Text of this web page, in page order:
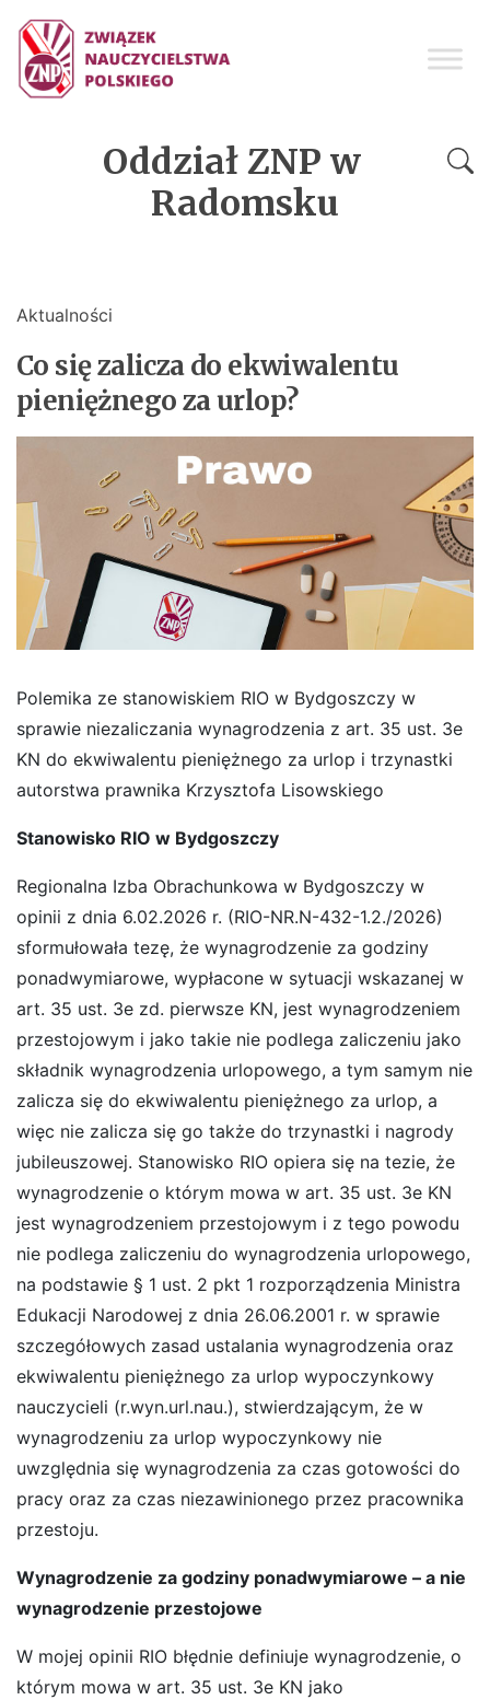
Oddział ZNP w
Radomsku
Aktualności
Co się zalicza do ekwiwalentu
pieniężnego za urlop?
Polemika ze stanowiskiem RIO w Bydgoszczy w
sprawie niezaliczania wynagrodzenia z art. 35 ust. 3e
KN do ekwiwalentu pieniężnego za urlop i trzynastki
autorstwa prawnika Krzysztofa Lisowskiego
Stanowisko RIO w Bydgoszczy
Regionalna Izba Obrachunkowa w Bydgoszczy w
opinii z dnia 6.02.2026 r. (RIO-NR.N-432-1.2./2026)
sformułowała tezę, że wynagrodzenie za godziny
ponadwymiarowe, wypłacone w sytuacji wskazanej w
art. 35 ust. 3e zd. pierwsze KN, jest wynagrodzeniem
przestojowym i jako takie nie podlega zaliczeniu jako
składnik wynagrodzenia urlopowego, a tym samym nie
zalicza się do ekwiwalentu pieniężnego za urlop, a
więc nie zalicza się go także do trzynastki i nagrody
jubileuszowej. Stanowisko RIO opiera się na tezie, że
wynagrodzenie o którym mowa w art. 35 ust. 3e KN
jest wynagrodzeniem przestojowym i z tego powodu
nie podlega zaliczeniu do wynagrodzenia urlopowego,
na podstawie § 1 ust. 2 pkt 1 rozporządzenia Ministra
Edukacji Narodowej z dnia 26.06.2001 r. w sprawie
szczegółowych zasad ustalania wynagrodzenia oraz
ekwiwalentu pieniężnego za urlop wypoczynkowy
nauczycieli (r.wyn.url.nau.), stwierdzającym, że w
wynagrodzeniu za urlop wypoczynkowy nie
uwzględnia się wynagrodzenia za czas gotowości do
pracy oraz za czas niezawinionego przez pracownika
przestoju.
Wynagrodzenie za godziny ponadwymiarowe – a nie
wynagrodzenie przestojowe
W mojej opinii RIO błędnie definiuje wynagrodzenie, o
którym mowa w art. 35 ust. 3e KN jako